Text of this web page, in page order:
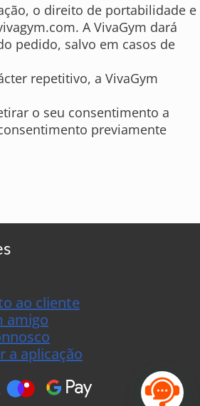
o direito de portabilidade e
. A VivaGym dará
pedido, salvo em casos de
repetitivo, a VivaGym
o seu consentimento a
previamente
ao cliente
amigo
a aplicação